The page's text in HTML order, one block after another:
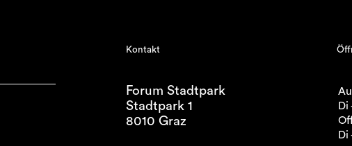
Kontakt
Forum Stadtpark
Stadtpark 1
8010 Graz
Di
Di